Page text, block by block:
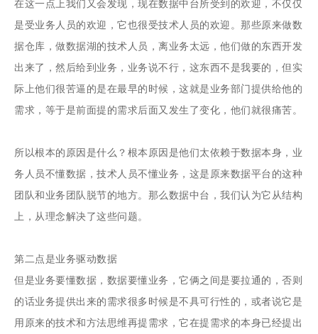
在这一点上我们又会发现，现在数据中台所受到的欢迎，不仅仅
是受业务人员的欢迎，它也很受技术人员的欢迎。那些原来做数
据仓库，做数据湖的技术人员，离业务太远，他们做的东西开发
出来了，然后给到业务，业务说不行，这东西不是我要的，但实
际上他们很苦逼的是在最早的时候，这就是业务部门提供给他的
需求，等于是前面提的需求后面又发生了变化，他们就很痛苦。
所以根本的原因是什么？根本原因是他们太依赖于数据本身，业
务人员不懂数据，技术人员不懂业务，这是原来数据平台的这种
团队和业务团队脱节的地方。那么数据中台，我们认为它从结构
上，从理念解决了这些问题。
第二点是业务驱动数据
但是业务要懂数据，数据要懂业务，它俩之间是要拉通的，否则
的话业务提供出来的需求很多时候是不具可行性的，或者说它是
用原来的技术和方法思维再提需求，它在提需求的本身已经提出